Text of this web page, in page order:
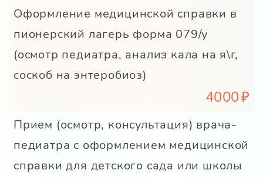
Оформление медицинской справки в
пионерский лагерь форма 079/у
(осмотр педиатра, анализ кала на я\г,
соскоб на энтеробиоз)
4000
Прием (осмотр, консультация) врача-
педиатра с оформлением медицинской
справки для детского сада или школы